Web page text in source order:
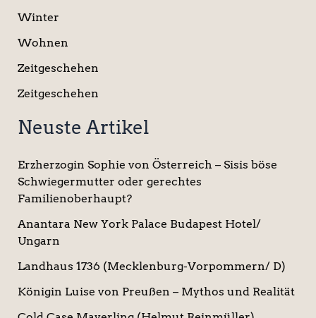
Winter
Wohnen
Zeitgeschehen
Zeitgeschehen
Neuste Artikel
Erzherzogin Sophie von Österreich – Sisis böse
Schwiegermutter oder gerechtes
Familienoberhaupt?
Anantara New York Palace Budapest Hotel/
Ungarn
Landhaus 1736 (Mecklenburg-Vorpommern/ D)
Königin Luise von Preußen – Mythos und Realität